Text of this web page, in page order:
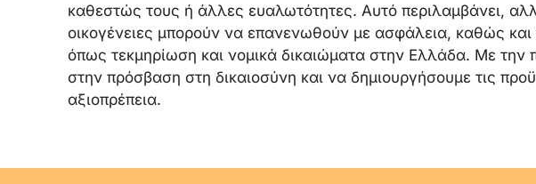
καθεστώς τους ή άλλες ευαλωτότητες. Αυτό περιλαμβάνει,
οικογένειες μπορούν να επανενωθούν με ασφάλεια, καθώς
όπως τεκμηρίωση και νομικά δικαιώματα στην Ελλάδα. Με την
στην πρόσβαση στη δικαιοσύνη και να δημιουργήσουμε τις
αξιοπρέπεια.